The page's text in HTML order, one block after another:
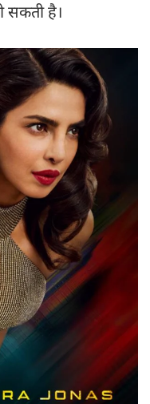
सकती है।